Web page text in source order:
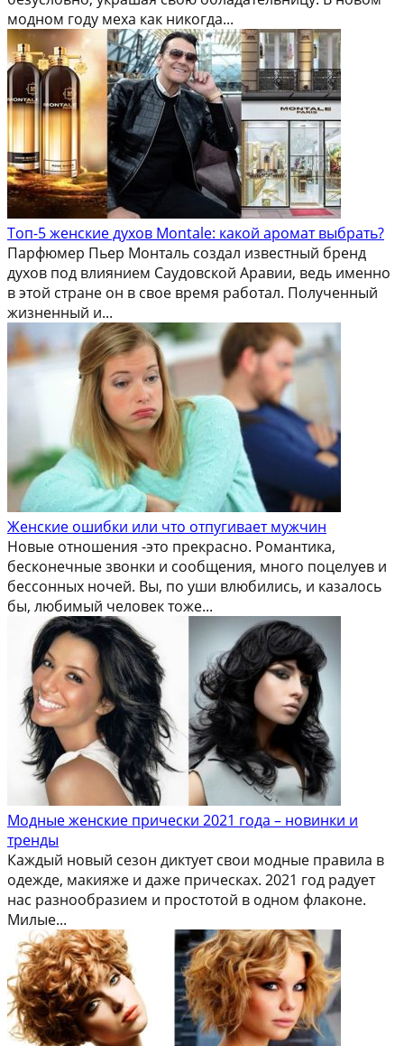
модном году меха как никогда...
Топ-5 женские духов Montale: какой аромат выбрать?
Парфюмер Пьер Монталь создал известный бренд
духов под влиянием Саудовской Аравии, ведь именно
в этой стране он в свое время работал. Полученный
жизненный и...
Женские ошибки или что отпугивает мужчин
Новые отношения -это прекрасно. Романтика,
бесконечные звонки и сообщения, много поцелуев и
бессонных ночей. Вы, по уши влюбились, и казалось
бы, любимый человек тоже...
Модные женские прически 2021 года – новинки и
тренды
Каждый новый сезон диктует свои модные правила в
одежде, макияже и даже прическах. 2021 год радует
нас разнообразием и простотой в одном флаконе.
Милые...